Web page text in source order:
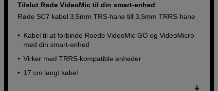
Tilslut Røde VideoMic til din smart-enhed
Røde SC7 kabel 3,5mm TRS-hane till 3,5mm TRRS-hane
Kabel til at forbinde Roede VideoMic GO og VideoMicro
med din smart-enhed
Virker med TRRS-kompatible enheder
17 cm langt kabel